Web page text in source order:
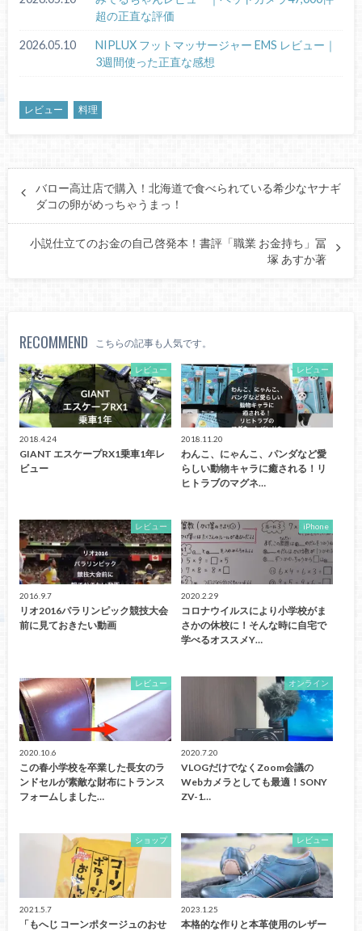
超の正直な評価
2026.05.10
NIPLUX フットマッサージャー EMS レビュー｜
3週間使った正直な感想
レビュー 料理
バロー高辻店で購入！北海道で食べられている希少なヤナギ
ダコの卵がめっちゃうまっ！
小説仕立てのお金の自己啓発本！書評「職業 お金持ち」冨
塚 あすか著
RECOMMEND こちらの記事も人気です。
レビュー
2018.4.24
GIANT エスケープRX1乗車1年レ
ビュー
レビュー
2018.11.20
わんこ、にゃんこ、パンダなど愛
らしい動物キャラに癒される！リ
ヒトラブのマグネ…
レビュー
2016.9.7
リオ2016パラリンピック競技大会
前に見ておきたい動画
iPhone
2020.2.29
コロナウイルスにより小学校がま
さかの休校に！そんな時に自宅で
学べるオススメY…
レビュー
2020.10.6
この春小学校を卒業した長女のラ
ンドセルが素敵な財布にトランス
フォームしました…
オンライン
2020.7.20
VLOGだけでなくZoom会議の
Webカメラとしても最適！SONY
ZV-1…
ショップ
2021.5.7
「もへじ コーンポタージュのおせ
レビュー
2023.1.25
本格的な作りと本革使用のレザー